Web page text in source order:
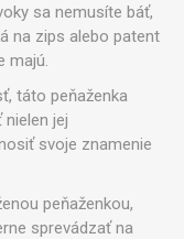
sa nemusíte báť,
na zips alebo patent
majú.
táto peňaženka
jej
svoje znamenie
peňaženkou,
sprevádzať na